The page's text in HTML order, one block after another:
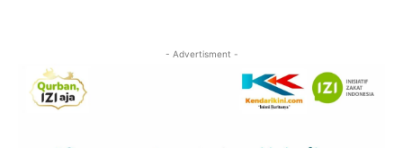
- Advertisment -